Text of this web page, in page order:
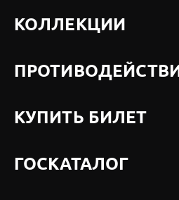
КОЛЛЕКЦИИ
КУПИТЬ БИЛЕТ
ГОСКАТАЛОГ